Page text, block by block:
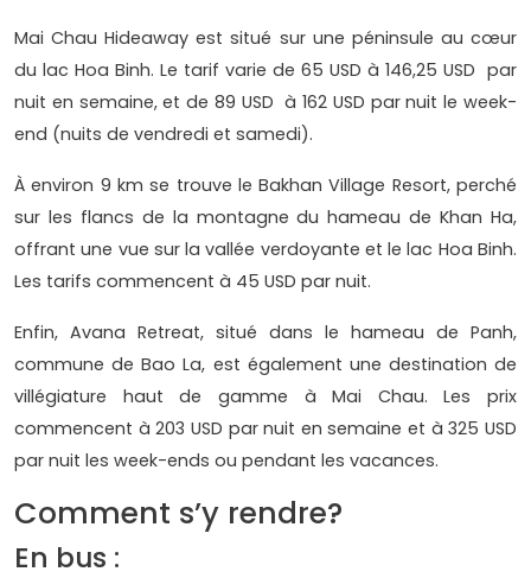
Mai Chau Hideaway est situé sur une péninsule au cœur
du lac Hoa Binh. Le tarif varie de 65 USD à 146,25 USD par
nuit en semaine, et de 89 USD à 162 USD par nuit le week-
end (nuits de vendredi et samedi).
À environ 9 km se trouve le Bakhan Village Resort, perché
sur les flancs de la montagne du hameau de Khan Ha,
offrant une vue sur la vallée verdoyante et le lac Hoa Binh.
Les tarifs commencent à 45 USD par nuit.
Enfin, Avana Retreat, situé dans le hameau de Panh,
commune de Bao La, est également une destination de
villégiature haut de gamme à Mai Chau. Les prix
commencent à 203 USD par nuit en semaine et à 325 USD
par nuit les week-ends ou pendant les vacances.
Comment s’y rendre?
En bus :